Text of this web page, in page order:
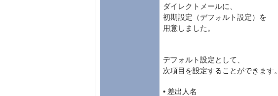
ダイレクトメールに、
初期設定（デフォルト設定）を
用意しました。
デフォルト設定として、
次項目を設定することができます。
• 差出人名